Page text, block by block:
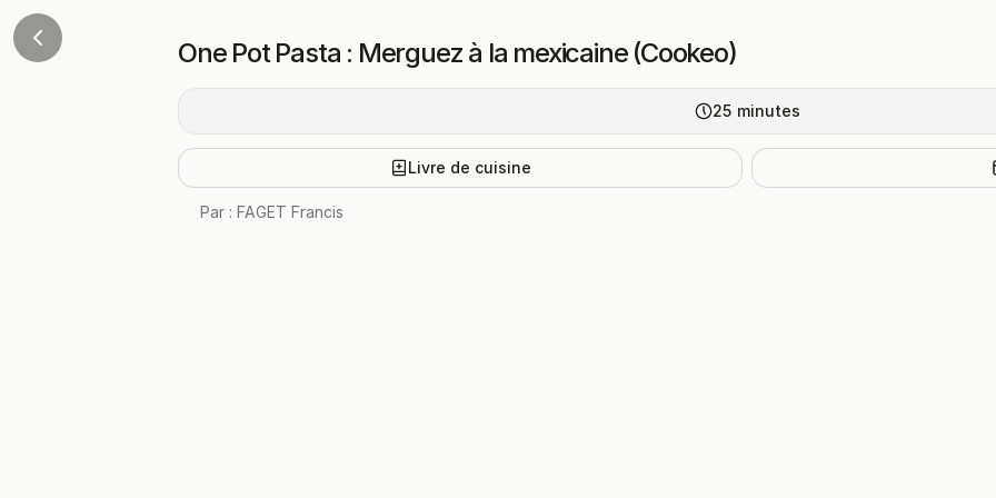
One Pot Pasta : Merguez à la mexicaine (Cookeo)
25 minutes
Livre de cuisine
Par : FAGET Francis